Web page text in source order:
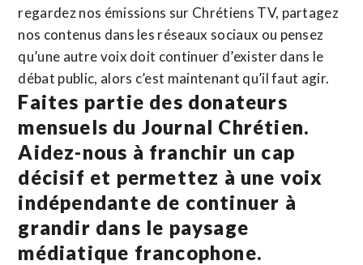
regardez nos émissions sur Chrétiens TV, partagez
nos contenus dans les réseaux sociaux ou pensez
qu’une autre voix doit continuer d’exister dans le
débat public, alors c’est maintenant qu’il faut agir.
Faites partie des donateurs
mensuels du Journal Chrétien.
Aidez-nous à franchir un cap
décisif et permettez à une voix
indépendante de continuer à
grandir dans le paysage
médiatique francophone.